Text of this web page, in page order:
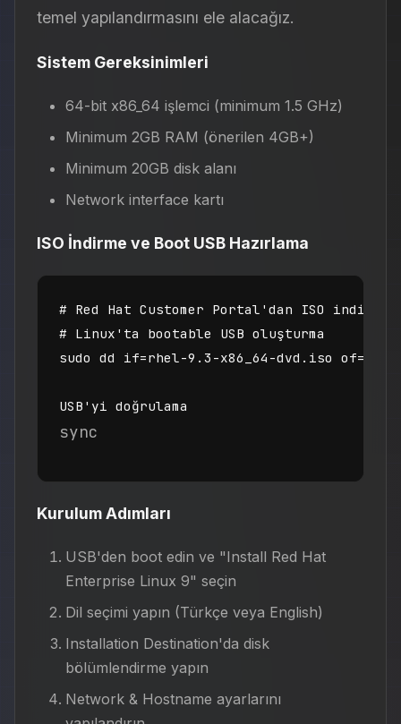
temel yapılandırmasını ele alacağız.
Sistem Gereksinimleri
64-bit x86_64 işlemci (minimum 1.5 GHz)
Minimum 2GB RAM (önerilen 4GB+)
Minimum 20GB disk alanı
Network interface kartı
ISO İndirme ve Boot USB Hazırlama
# Red Hat Customer Portal'dan ISO indirin
# Linux'ta bootable USB oluşturma
sudo dd if=rhel-9.3-x86_64-dvd.iso of=/
USB'yi doğrulama
sync
Kurulum Adımları
USB'den boot edin ve "Install Red Hat
Enterprise Linux 9" seçin
Dil seçimi yapın (Türkçe veya English)
Installation Destination'da disk
bölümlendirme yapın
Network & Hostname ayarlarını